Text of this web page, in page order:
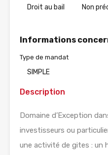
Droit au bail Non
Informations
Type de mandat
SIMPLE
Description
Domaine d’Exception
investisseurs ou
une activité de gites : un